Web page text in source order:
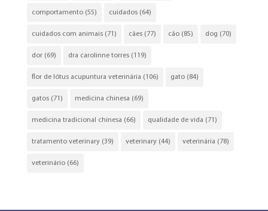
comportamento(55) cuidados(64)
cuidados com animais(71) cães(77) cão(85) dog (70)
dor(69) dra carolinne torres(119)
flor de lótus acupuntura veterinária (106) gato(84)
gatos(71) medicina chinesa (69)
medicina tradicional chinesa (66) qualidade de vida (71)
tratamento veterinary(39) veterinary(44) veterinária (78)
veterinário(66)